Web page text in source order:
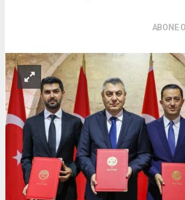
ABONE